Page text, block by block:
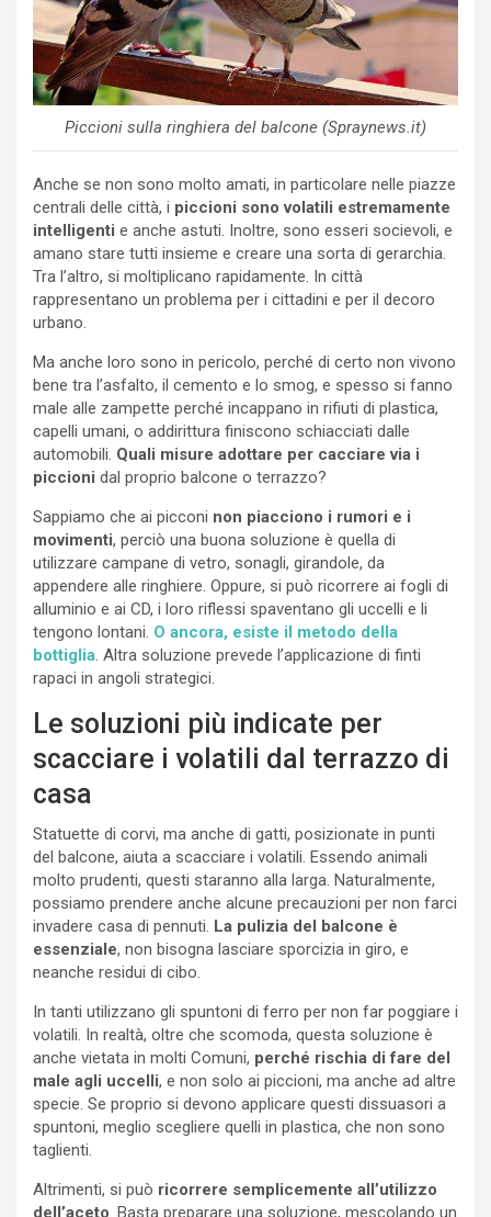
Piccioni sulla ringhiera del balcone (Spraynews.it)
Anche se non sono molto amati, in particolare nelle piazze
centrali delle città, i piccioni sono volatili estremamente
intelligenti e anche astuti. Inoltre, sono esseri socievoli, e
amano stare tutti insieme e creare una sorta di gerarchia.
Tra l’altro, si moltiplicano rapidamente. In città
rappresentano un problema per i cittadini e per il decoro
urbano.
Ma anche loro sono in pericolo, perché di certo non vivono
bene tra l’asfalto, il cemento e lo smog, e spesso si fanno
male alle zampette perché incappano in rifiuti di plastica,
capelli umani, o addirittura finiscono schiacciati dalle
automobili. Quali misure adottare per cacciare via i
piccioni dal proprio balcone o terrazzo?
Sappiamo che ai picconi non piacciono i rumori e i
movimenti, perciò una buona soluzione è quella di
utilizzare campane di vetro, sonagli, girandole, da
appendere alle ringhiere. Oppure, si può ricorrere ai fogli di
alluminio e ai CD, i loro riflessi spaventano gli uccelli e li
tengono lontani. O ancora, esiste il metodo della
bottiglia. Altra soluzione prevede l’applicazione di finti
rapaci in angoli strategici.
Le soluzioni più indicate per
scacciare i volatili dal terrazzo di
casa
Statuette di corvi, ma anche di gatti, posizionate in punti
del balcone, aiuta a scacciare i volatili. Essendo animali
molto prudenti, questi staranno alla larga. Naturalmente,
possiamo prendere anche alcune precauzioni per non farci
invadere casa di pennuti. La pulizia del balcone è
essenziale, non bisogna lasciare sporcizia in giro, e
neanche residui di cibo.
In tanti utilizzano gli spuntoni di ferro per non far poggiare i
volatili. In realtà, oltre che scomoda, questa soluzione è
anche vietata in molti Comuni, perché rischia di fare del
male agli uccelli, e non solo ai piccioni, ma anche ad altre
specie. Se proprio si devono applicare questi dissuasori a
spuntoni, meglio scegliere quelli in plastica, che non sono
taglienti.
Altrimenti, si può ricorrere semplicemente all’utilizzo
dell’aceto . Basta preparare una soluzione, mescolando un